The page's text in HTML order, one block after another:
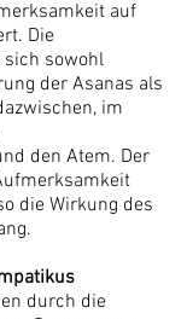
auf
Die
sowohl
der Asanas als
im
den Atem. Der
die Wirkung des
durch die